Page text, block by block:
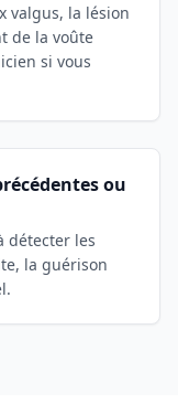
valgus, la lésion
de la voûte
si vous
ou
détecter les
la guérison